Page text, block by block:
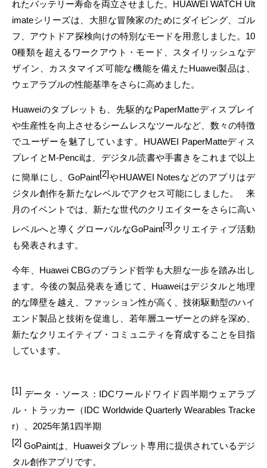
れたバッテリー寿命を両立させました。HUAWEI WATCH Ult
imateシリーズは、大胆な冒険家のためにダイビング、ゴル
フ、アウトドア探検向けの特別なモードを用意しました。10
0種類を超えるワークアウト・モード、スタイリッシュなデ
ザイン、カスタマイズ可能な機能を備えたHuawei製品は、
ウェアラブルの性能基準をさらに高めました。
Huaweiのタブレットも、先駆的なPaperMatteディスプレイ
や生産性を向上させるシームレスなツールなど、数々の特徴
でユーザーを魅了しています。HUAWEI PaperMatteディス
プレイとM-Pencilは、デジタル読書や手書きをこれまで以上
に簡単にし、GoPaint[2]やHUAWEI Notesなどのアプリはデ
ジタル創作を新たなレベルでアクセス可能にしました。 来
月のイベントでは、新たな世代のクリエイターをさらに高い
レベルへと導くグローバルなGoPaint[3]クリエイティブ活動
も発表されます。
今年、Huawei CBGのブランド哲学も大胆な一歩を踏み出し
ます。今後の製品発表を通じて、Huaweiはデジタルと地理
的な障壁を越え、ファッション性が高く、技術駆動型のハイ
エンド製品と技術を促進し、若年層ユーザーとの絆を深め、
新たなクリエイティブ・コミュニティを育成することを目指
しています。
[1] データ・ソース：IDCワールドワイド四半期ウェアラブ
ル・トラッカー（IDC Worldwide Quarterly Wearables Tracke
r）、2025年第1四半期
[2] GoPaintは、Huaweiタブレット専用に提供されているデジ
タル創作アプリです。